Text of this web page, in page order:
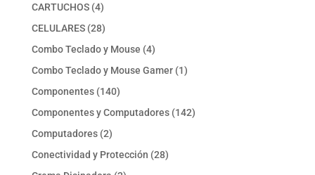
CARTUCHOS 44
productos
CELULARES 2828
productos
Combo Teclado y Mouse 44
productos
Combo Teclado y Mouse Gamer 11
Componentes 140140
productos
Componentes y Computadores 142142
Computadores 22
productos
Conectividad y Protección 2828